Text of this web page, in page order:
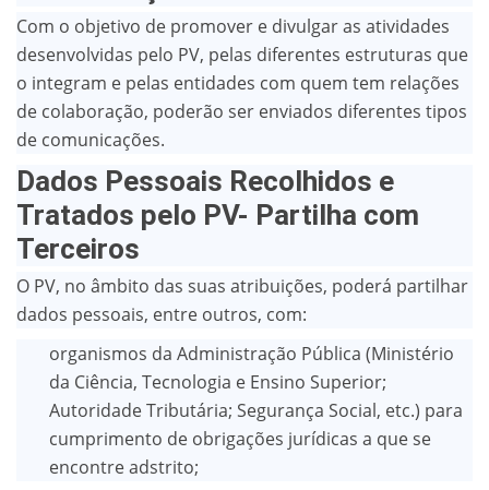
Com o objetivo de promover e divulgar as atividades
desenvolvidas pelo PV, pelas diferentes estruturas que
o integram e pelas entidades com quem tem relações
de colaboração, poderão ser enviados diferentes tipos
de comunicações.
Dados Pessoais Recolhidos e
Tratados pelo PV- Partilha com
Terceiros
O PV, no âmbito das suas atribuições, poderá partilhar
dados pessoais, entre outros, com:
organismos da Administração Pública (Ministério
da Ciência, Tecnologia e Ensino Superior;
Autoridade Tributária; Segurança Social, etc.) para
cumprimento de obrigações jurídicas a que se
encontre adstrito;